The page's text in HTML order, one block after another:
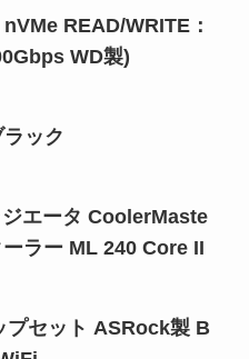
READ/WRITE：
WD製)
ック
エータ CoolerMaste
ラー ML 240 Core II
プセット ASRock製 B